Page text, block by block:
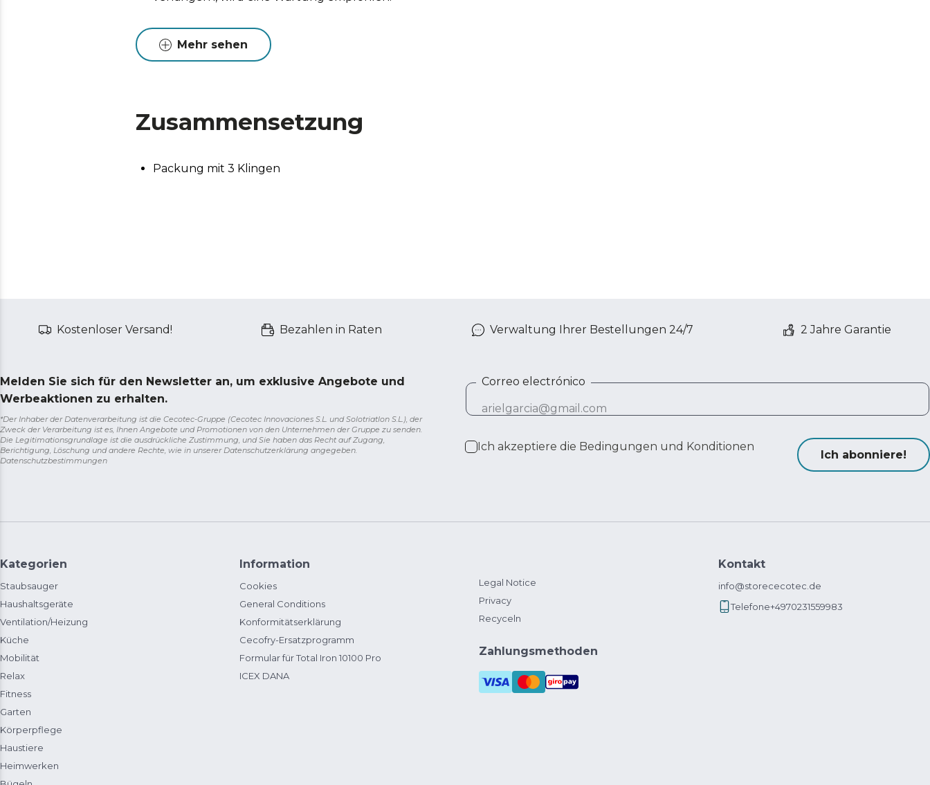
Mehr sehen
Zusammensetzung
Packung mit 3 Klingen
Kostenloser Versand! Bezahlen in Raten Verwaltung Ihrer Bestellungen 24/7 2 Jahre Garantie
Melden Sie sich für den Newsletter an, um exklusive Angebote und
Werbeaktionen zu erhalten.
*Der Inhaber der Datenverarbeitung ist die Cecotec-Gruppe (Cecotec Innovaciones S.L. und Solotriatlon S.L.), der
Zweck der Verarbeitung ist es, Ihnen Angebote und Promotionen von den Unternehmen der Gruppe zu senden.
Die Legitimationsgrundlage ist die ausdrückliche Zustimmung, und Sie haben das Recht auf Zugang,
Berichtigung, Löschung und andere Rechte, wie in unserer Datenschutzerklärung angegeben.
Datenschutzbestimmungen
Correo electrónico
Ich akzeptiere die Bedingungen und Konditionen
Ich abonniere!
Kategorien
Staubsauger
Haushaltsgeräte
Ventilation/Heizung
Küche
Mobilität
Relax
Fitness
Garten
Körperpflege
Haustiere
Heimwerken
Information
Cookies
General Conditions
Konformitätserklärung
Cecofry-Ersatzprogramm
Formular für Total Iron 10100 Pro
ICEX DANA
Legal Notice
Privacy
Recyceln
Zahlungsmethoden
Kontakt
info@storececotec.de
Telefone+4970231559983